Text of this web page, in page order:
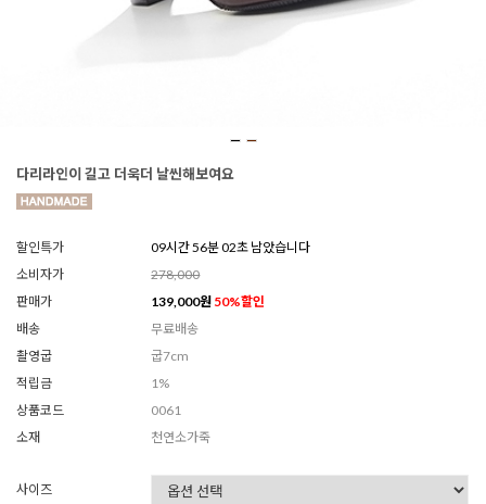
다리라인이 길고 더욱더 날씬해보여요
할인특가
09시간 56분 00초 남았습니다
소비자가
278,000
판매가
139,000원 50%할인
배송
무료배송
촬영굽
굽7cm
적립금
1%
상품코드
0061
소재
천연소가죽
사이즈